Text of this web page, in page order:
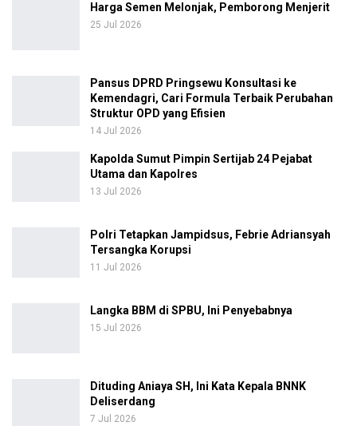
Harga Semen Melonjak, Pemborong Menjerit
25 Jul 2026
Pansus DPRD Pringsewu Konsultasi ke
Kemendagri, Cari Formula Terbaik Perubahan
Struktur OPD yang Efisien
14 Jul 2026
Kapolda Sumut Pimpin Sertijab 24 Pejabat
Utama dan Kapolres
13 Jul 2026
Polri Tetapkan Jampidsus, Febrie Adriansyah
Tersangka Korupsi
11 Jul 2026
Langka BBM di SPBU, Ini Penyebabnya
15 Jul 2026
Dituding Aniaya SH, Ini Kata Kepala BNNK
Deliserdang
7 Jul 2026